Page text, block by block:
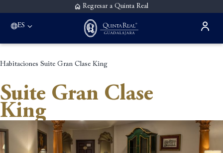
Regresar a Quinta Real
ES
Habitaciones Suite Gran Clase King
Suite Gran Clase
King